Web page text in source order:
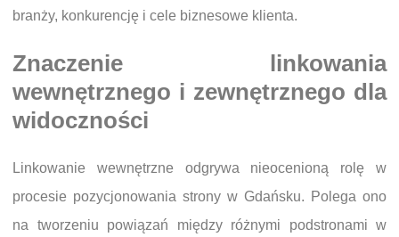
branży, konkurencję i cele biznesowe klienta.
Znaczenie linkowania
wewnętrznego i zewnętrznego dla
widoczności
Linkowanie wewnętrzne odgrywa nieocenioną rolę w
procesie pozycjonowania strony w Gdańsku. Polega ono
na tworzeniu powiązań między różnymi podstronami w